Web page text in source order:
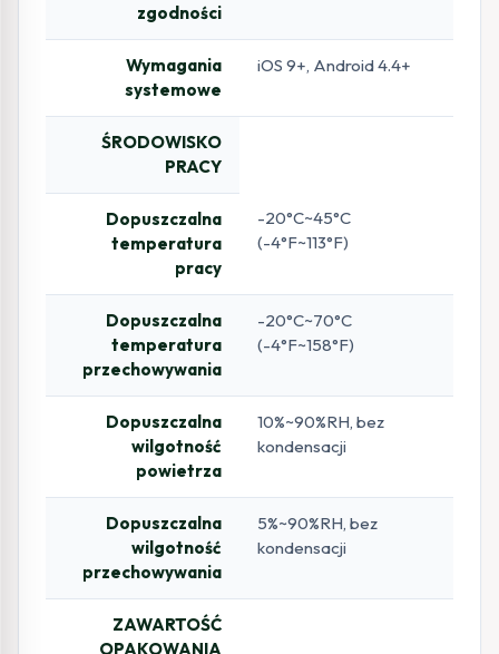
zgodności
Wymagania
systemowe
iOS 9+, Android 4.4+
ŚRODOWISKO
PRACY
Dopuszczalna
temperatura
pracy
-20°C~45°C
(-4°F~113°F)
Dopuszczalna
temperatura
przechowywania
-20°C~70°C
(-4°F~158°F)
Dopuszczalna
wilgotność
powietrza
10%~90%RH, bez
kondensacji
Dopuszczalna
wilgotność
przechowywania
5%~90%RH, bez
kondensacji
ZAWARTOŚĆ
OPAKOWANIA